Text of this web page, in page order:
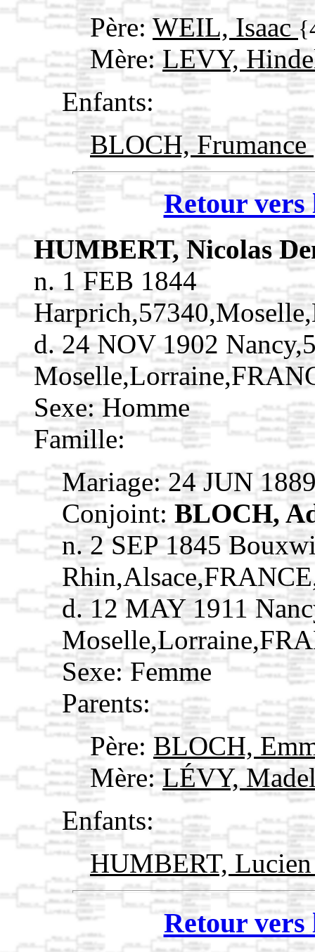
Père: WEIL, Isaac
Mère:LEVY,
Enfants:
BLOCH, Frumance
Retour vers
HUMBERT, Nicolas
n. 1 FEB 1844
d. 24 NOV 1902
Sexe: Homme
Famille:
Mariage: 24 JUN
Conjoint: BLOCH,
n. 2 SEP 1845
d. 12 MAY 1911
Sexe: Femme
Parents:
Père: BLOCH,
Mère:LÉVY,
Enfants:
HUMBERT,
Retour vers